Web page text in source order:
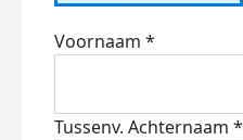
Voornaam *
Tussenv. Achternaam *